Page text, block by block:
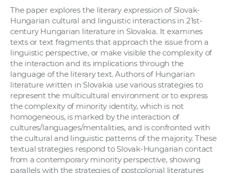
The paper explores the literary expression of Slovak-
Hungarian cultural and linguistic interactions in 21st-
century Hungarian literature in Slovakia. It examines
texts or text fragments that approach the issue from a
linguistic perspective, or make visible the complexity of
the interaction and its implications through the
language of the literary text. Authors of Hungarian
literature written in Slovakia use various strategies to
represent the multicultural environment or to express
the complexity of minority identity, which is not
homogeneous, is marked by the interaction of
cultures/languages/mentalities, and is confronted with
the cultural and linguistic patterns of the majority. These
textual strategies respond to Slovak-Hungarian contact
from a contemporary minority perspective, showing
parallels with the strategies of postcolonial literatures